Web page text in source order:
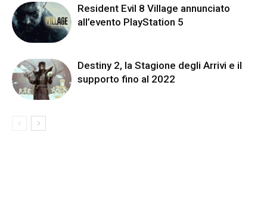
Resident Evil 8 Village annunciato
all’evento PlayStation 5
Destiny 2, la Stagione degli Arrivi e il
supporto fino al 2022